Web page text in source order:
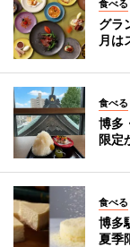
食べる
グラ
月は
食べる
博多
限定
食べる
博多
夏季